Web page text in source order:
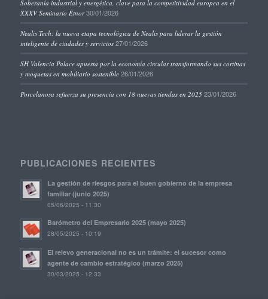
Soberanía industrial y energética, clave para la competitividad europea en el
XXXV Seminario Étnor 30/01/2026
Nealis Tech: la nueva etapa tecnológica de Nealis para liderar la gestión
inteligente de ciudades y servicios 27/01/2026
SH Valencia Palace apuesta por la economía circular transformando sus cortinas
y moquetas en mobiliario sostenible 26/01/2026
Porcelanosa refuerza su presencia con 18 nuevas tiendas en 2025 23/01/2026
PUBLICACIONES RECIENTES
La gestión de riesgos para el buen gobierno de la empresa
familiar (junio 2025)
05/06/2025 - 11:30
Barómetro del Empresario 2025 (mayo 2025)
28/05/2025 - 10:19
El relevo generacional no es un trámite: el sucesor como
agente de cambio estratégico (marzo 2025)
30/03/2025 - 12:33